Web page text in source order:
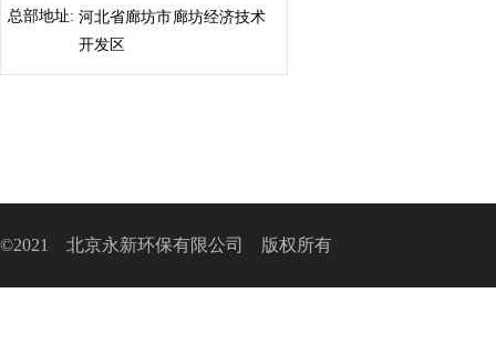
总部地址: 河北省廊坊市廊坊经济技术
开发区
©2021 北京永新环保有限公司 版权所有